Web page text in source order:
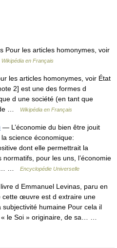
Pour les articles homonymes, voir
Wikipédia en Français
les articles homonymes, voir État
2] est une des formes d
d une société (en tant que
de …
Wikipédia en Français
— L’économie du bien être jouit
science économique:
dont elle permettrait la
pour les uns, l’économie
…
Encyclopédie Universelle
d Emmanuel Levinas, paru en
cette œuvre est d extraire une
humaine Pour cela il
« le Soi » originaire, de sa… …